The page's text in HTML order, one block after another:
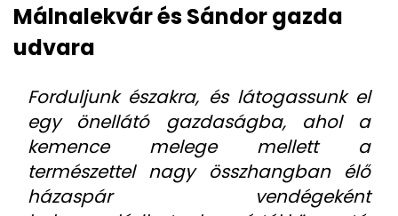
Málnalekvár és Sándor gazda
udvara
Forduljunk északra, és látogassunk el
egy önellátó gazdaságba, ahol a
kemence melege mellett a
természettel nagy összhangban élő
házaspár vendégeként